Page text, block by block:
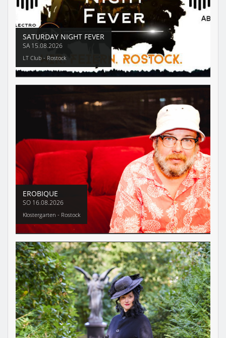
SATURDAY NIGHT FEVER
SA 15.08.2026
LT Club - Rostock
EROBIQUE
SO 16.08.2026
Klostergarten - Rostock